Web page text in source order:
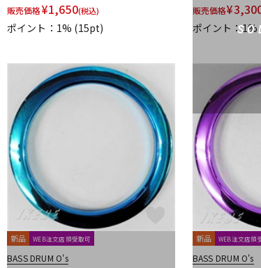
販売価格¥1,650(税込)
ポイント：1% (15pt)
販売価格¥
ポイント：1%
新品 WEB注文店頭受取可
BASS DRUM O's
新品 WEB注文店頭
BASS DRUM O's